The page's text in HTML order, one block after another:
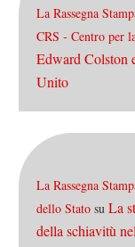
La Rassegna
CRS - Centro per
Edward Colston
Unito
La Rassegna
dello Stato su La
della schiavitù